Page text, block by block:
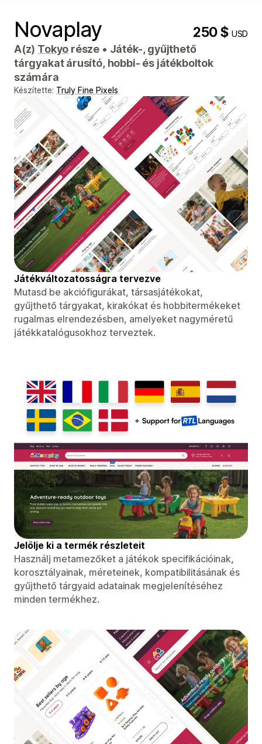
Novaplay 250 $USD
A(z) Tokyo része • Játék-, gyűjthető
tárgyakat árusító, hobbi- és játékboltok
számára
Készítette: Truly Fine Pixels
Játékváltozatosságra tervezve
Mutasd be akciófigurákat, társasjátékokat,
gyűjthető tárgyakat, kirakókat és hobbitermékeket
rugalmas elrendezésben, amelyeket nagyméretű
játékkatalógusokhoz terveztek.
Jelölje ki a termék részleteit
Használj metamezőket a játékok specifikációinak,
korosztályainak, méreteinek, kompatibilitásának és
gyűjthető tárgyaid adatainak megjelenítéséhez
minden termékhez.